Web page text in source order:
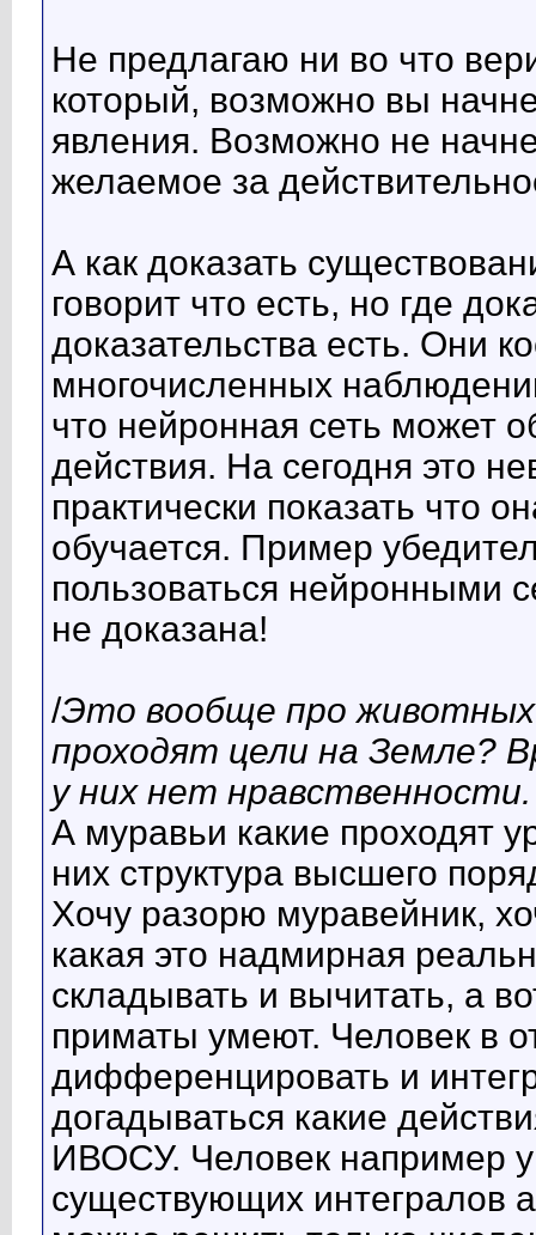
Не предлагаю ни во что
который, возможно вы
явления. Возможно не
желаемое за
А как доказать
говорит что есть, но где
доказательства есть. Они
многочисленных
что нейронная сеть может
действия. На сегодня это
практически показать что
обучается. Пример
пользоваться нейронными
не доказана!
/Это вообще про
проходят цели на Земле?
у них нет
А муравьи какие проходят
них структура высшего
Хочу разорю муравейник,
какая это надмирная
складывать и вычитать, а
приматы умеют. Человек в
дифференцировать и
догадываться какие
ИВОСУ. Человек например
существующих интегралов